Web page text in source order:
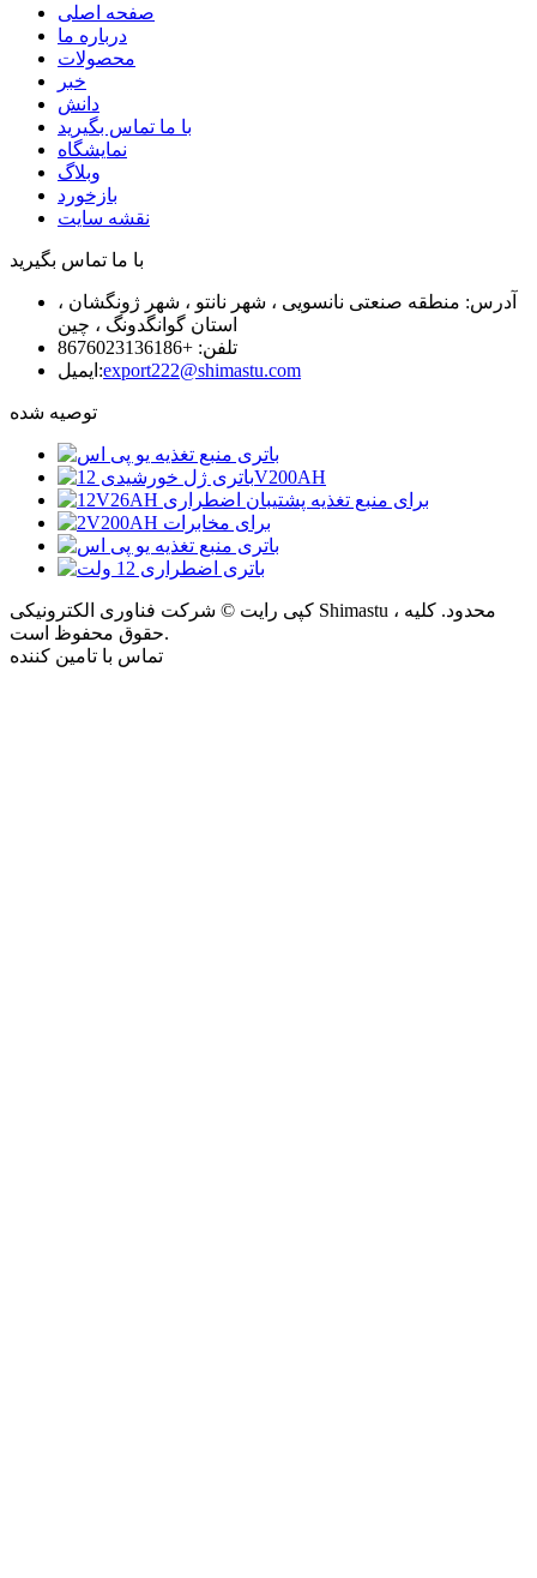
صفحه اصلی
درباره ما
محصولات
خبر
دانش
با ما تماس بگیرید
نمایشگاه
وبلاگ
بازخورد
نقشه سایت
با ما تماس بگیرید
آدرس: منطقه صنعتی نانسویی ، شهر نانتو ، شهر ژونگشان ،
استان گوانگدونگ ، چین
تلفن: +8676023136186
ایمیل:export222@shimastu.com
توصیه شده
کپی رایت © شرکت فناوری الکترونیکی Shimastu ، محدود. کلیه
حقوق محفوظ است.
تماس با تامین کننده